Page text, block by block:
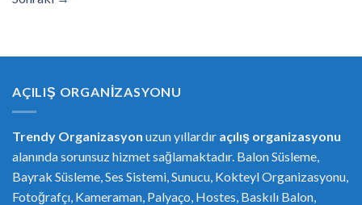
AÇILIŞ ORGANIZASYONU
Trendy Organizasyon uzun yıllardır açılış organizasyonu
alanında sorunsuz hizmet sağlamaktadır. Balon Süsleme,
Bayrak Süsleme, Ses Sistemi, Sunucu, Kokteyl Organizasyonu,
Fotoğrafçı, Kameraman, Palyaço, Hostes, Baskılı Balon,